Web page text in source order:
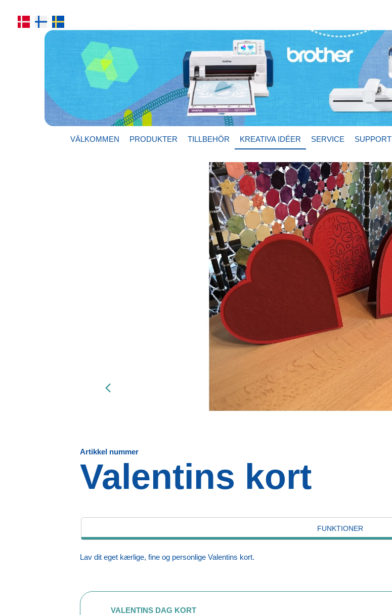
VÄLKOMMEN PRODUKTER TILLBEHÖR KREATIVA IDÉER SERVICE SUPPORT
Artikkel nummer
Valentins kort
FUNKTIONER
Lav dit eget kærlige, fine og personlige Valentins kort.
VALENTINS DAG KORT